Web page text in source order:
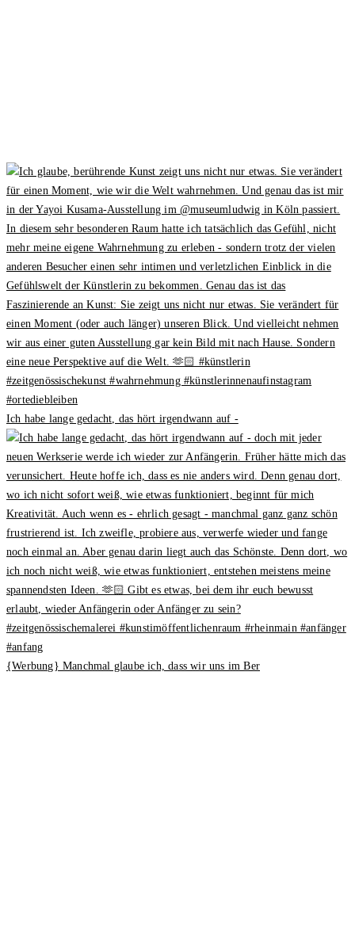
Ich habe lange gedacht, das hört irgendwann auf -
{Werbung} Manchmal glaube ich, dass wir uns im Ber